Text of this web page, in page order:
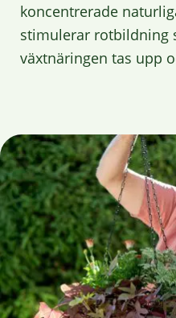
koncentrerade
stimulerar rotbildning
växtnäringen tas upp